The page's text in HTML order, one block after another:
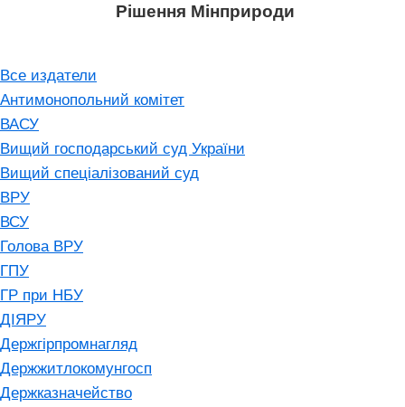
Рішення Мінприроди
Все издатели
Антимонопольний комітет
ВАСУ
Вищий господарський суд України
Вищий спеціалізований суд
ВРУ
ВСУ
Голова ВРУ
ГПУ
ГР при НБУ
ДІЯРУ
Держгірпромнагляд
Держжитлокомунгосп
Держказначейство